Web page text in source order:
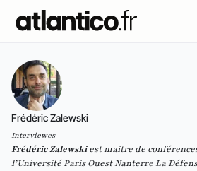
Frédéric Zalewski
Interviewes
Frédéric Zalewskiest maitre de
l’Université Paris Ouest Nanterre La